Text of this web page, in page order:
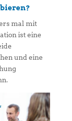
mal mit
ist eine
und eine